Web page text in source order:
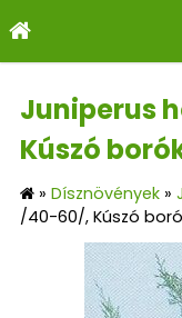
Juniperus
Kúszó
» Dísznövények »
/40-60/, Kúszó